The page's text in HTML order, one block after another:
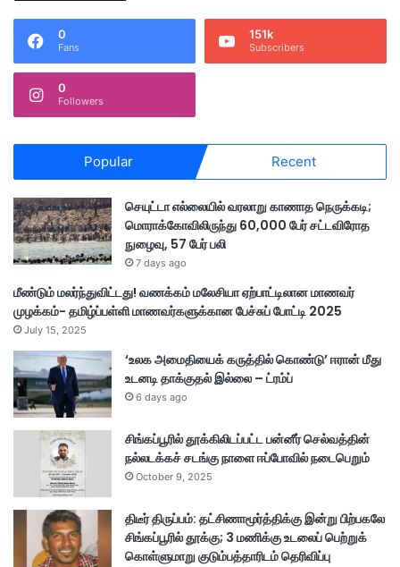
0
Fans
151k
Subscribers
0
Followers
Popular Recent
செயுட்டா எல்லையில் வரலாறு காணாத நெருக்கடி;
மொராக்கோவிலிருந்து 60,000 பேர் சட்டவிரோத
நுழைவு, 57 பேர் பலி
7 days ago
மீண்டும் மலர்ந்துவிட்டது! வணக்கம் மலேசியா ஏற்பாட்டிலான மாணவர்
முழக்கம்- தமிழ்ப்பள்ளி மாணவர்களுக்கான பேச்சுப் போட்டி 2025
July 15, 2025
‘உலக அமைதியைக் கருத்தில் கொண்டு’ ஈரான் மீது
உடனடி தாக்குதல் இல்லை – ட்ரம்ப்
6 days ago
சிங்கப்பூரில் தூக்கிலிடப்பட்ட பன்னீர் செல்வத்தின்
நல்லடக்கச் சடங்கு நாளை ஈப்போவில் நடைபெறும்
October 9, 2025
திடீர் திருப்பம்: தட்சிணாமூர்த்திக்கு இன்று பிற்பகலே
சிங்கப்பூரில் தூக்கு; 3 மணிக்கு உடலைப் பெற்றுக்
கொள்ளுமாறு குடும்பத்தாரிடம் தெரிவிப்பு